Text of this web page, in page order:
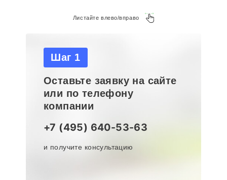
Листайте влево/вправо
Шаг 1
Оставьте заявку на сайте
или по телефону
компании
+7 (495) 640-53-63
и получите консультацию